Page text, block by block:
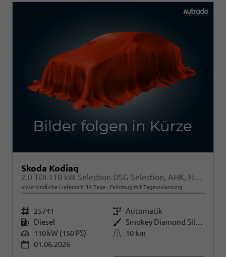
Skoda Kodiaq
2.0 TDI 110 kW Selection DSG Selection, AHK, Navi, Side, Kamera, Winter, 4 J.-Garantie
unverbindliche Lieferzeit: 14 Tage Fahrzeug mit Tageszulassung
Fahrzeugnr. 25741 Getriebe Automatik
Kraftstoff Diesel Außenfarbe
Smokey Diamond Silver Metallic
Leistung 110 kW (150 PS) Kilometerstand
10 km
01.06.2026